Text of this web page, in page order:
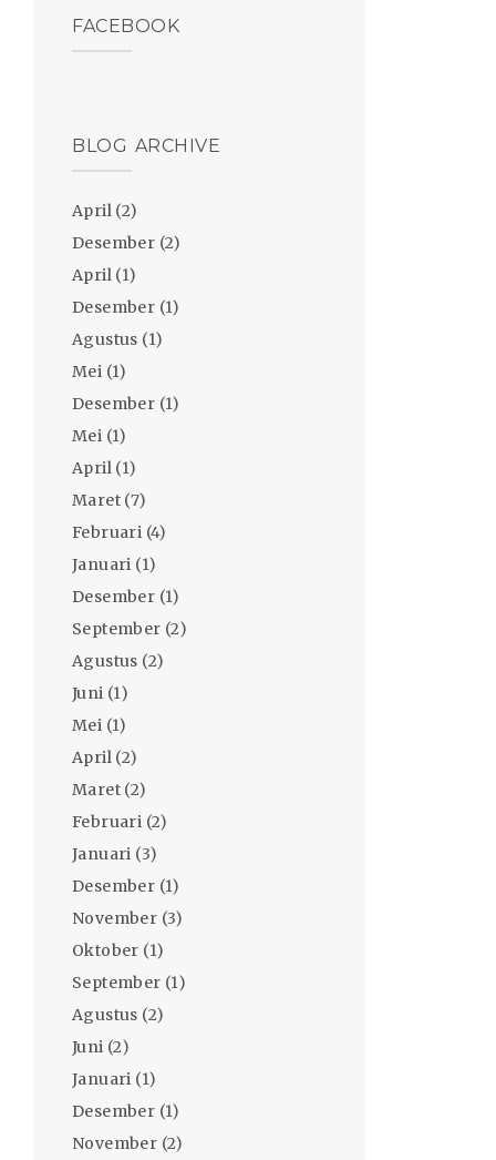
FACEBOOK
BLOG ARCHIVE
April (2)
Desember (2)
April (1)
Desember (1)
Agustus (1)
Mei (1)
Desember (1)
Mei (1)
April (1)
Maret (7)
Februari (4)
Januari (1)
Desember (1)
September (2)
Agustus (2)
Juni (1)
Mei (1)
April (2)
Maret (2)
Februari (2)
Januari (3)
Desember (1)
November (3)
Oktober (1)
September (1)
Agustus (2)
Juni (2)
Januari (1)
Desember (1)
November (2)